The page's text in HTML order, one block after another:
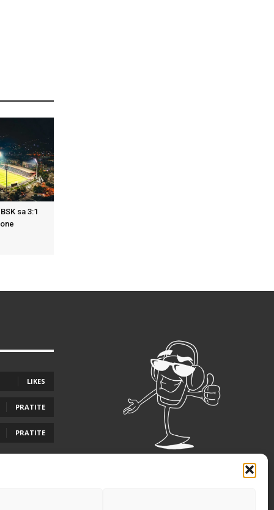
sa 3:1
LIKES
PRATITE
PRATITE